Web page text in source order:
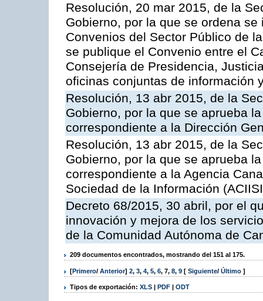
Resolución, 20 mar 2015, de la
Gobierno, por la que se ordena
Convenios del Sector Público de
se publique el Convenio entre el
Consejería de Presidencia,
oficinas conjuntas de información
Resolución, 13 abr 2015, de la
Gobierno, por la que se aprueba
correspondiente a la Dirección
Resolución, 13 abr 2015, de la
Gobierno, por la que se aprueba
correspondiente a la Agencia
Sociedad de la Información
Decreto 68/2015, 30 abril, por el
innovación y mejora de los
de la Comunidad Autónoma de
209 documentos encontrados, mostrando del 151 al 175.
[Primero/ Anterior] 2, 3, 4, 5, 6, 7, 8, 9 [ Siguiente/ Último ]
Tipos de exportación: XLS | PDF | ODT